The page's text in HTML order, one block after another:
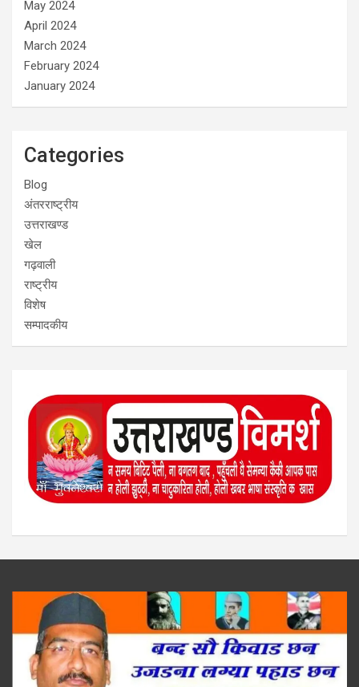
May 2024
April 2024
March 2024
February 2024
January 2024
Categories
Blog
अंतरराष्ट्रीय
उत्तराखण्ड
खेल
गढ़वाली
राष्ट्रीय
विशेष
सम्पादकीय